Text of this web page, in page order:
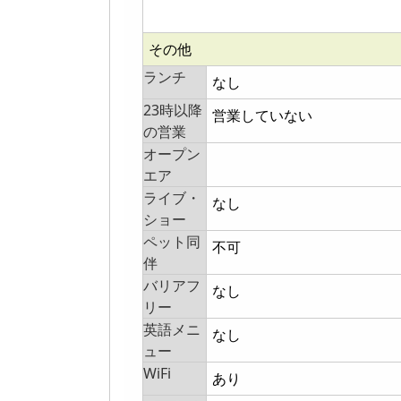
その他
ランチ
なし
23時以降
の営業
営業していない
オープン
エア
ライブ・
ショー
なし
ペット同
伴
不可
バリアフ
リー
なし
英語メニ
ュー
なし
WiFi
あり